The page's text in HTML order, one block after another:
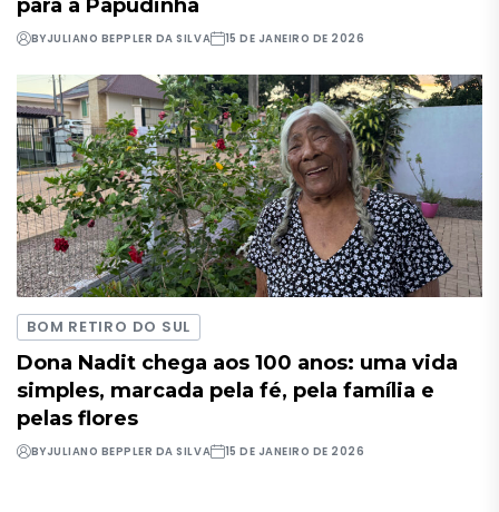
para a Papudinha
BYJULIANO BEPPLER DA SILVA 15 DE JANEIRO DE 2026
BOM RETIRO DO SUL
Dona Nadit chega aos 100 anos: uma vida
simples, marcada pela fé, pela família e
pelas flores
BYJULIANO BEPPLER DA SILVA 15 DE JANEIRO DE 2026